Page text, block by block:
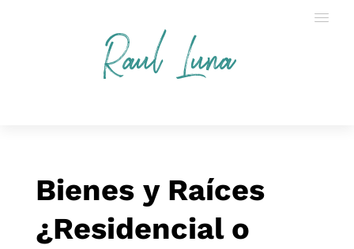
Raul Luna
Bienes y Raíces
¿Residencial o